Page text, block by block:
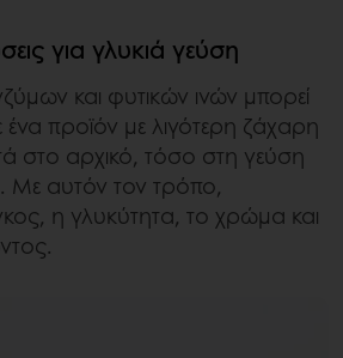
για γλυκιά γεύση
και φυτικών ινών μπορεί
προϊόν με λιγότερη ζάχαρη
στο αρχικό, τόσο στη γεύση
Με αυτόν τον τρόπο,
η γλυκύτητα, το χρώμα και